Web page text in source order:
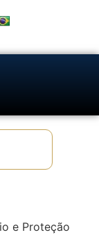
e Proteção